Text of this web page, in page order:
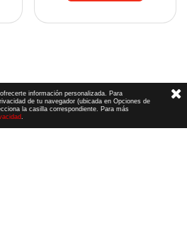
información personalizada. Para
de tu navegador (ubicada en Opciones de
la casilla correspondiente. Para más
.